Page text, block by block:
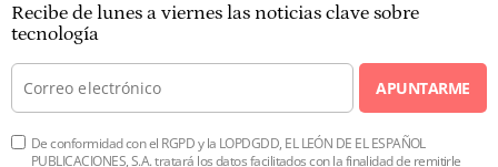
Recibe de lunes a viernes las noticias clave sobre
tecnología
APUNTARME
De conformidad con el RGPD y la LOPDGDD, EL LEÓN DE EL ESPAÑOL
PUBLICACIONES, S.A. tratará los datos facilitados con la finalidad de remitirle